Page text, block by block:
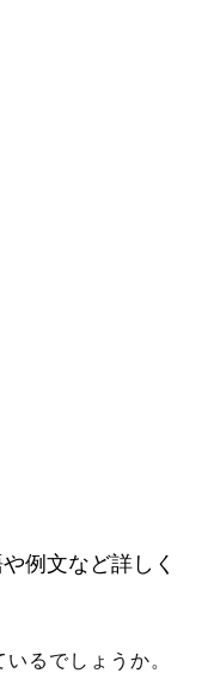
例文など詳しく
るでしょうか。